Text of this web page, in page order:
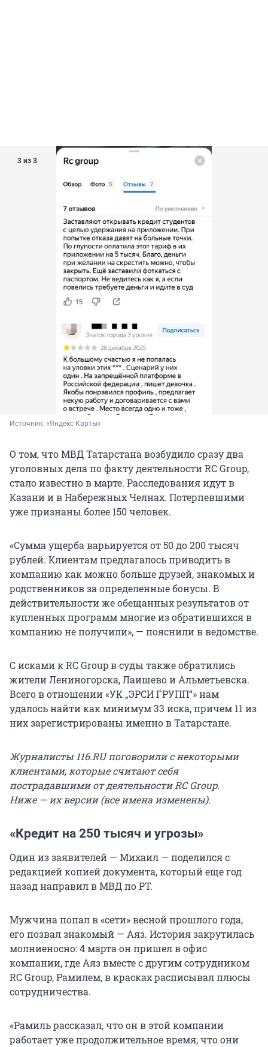
3 из 3
Источник: «Яндекс Карты»
О том, что МВД Татарстана возбудило сразу два
уголовных дела по факту деятельности RC Group,
стало известно в марте. Расследования идут в
Казани и в Набережных Челнах. Потерпевшими
уже признаны более 150 человек.
«Сумма ущерба варьируется от 50 до 200 тысяч
рублей. Клиентам предлагалось приводить в
компанию как можно больше друзей, знакомых и
родственников за определенные бонусы. В
действительности же обещанных результатов от
купленных программ многие из обратившихся в
компанию не получили», — пояснили в ведомстве.
С исками к RC Group в суды также обратились
жители Лениногорска, Лаишево и Альметьевска.
Всего в отношении «УК „ЭРСИ ГРУПП“» нам
удалось найти как минимум33 иска, причем 11 из
них зарегистрированы именно в Татарстане.
Журналисты 116.RU поговорили с некоторыми
клиентами, которые считают себя
пострадавшими от деятельности RC Group.
Ниже — их версии (все имена изменены).
«Кредит на 250 тысяч и угрозы»
Один из заявителей — Михаил — поделился с
редакцией копией документа, который еще год
назад направил в МВД по РТ.
Мужчина попал в «сети» весной прошлого года,
его позвал знакомый — Аяз. История закрутилась
молниеносно: 4 марта он пришел в офис
компании, где Аяз вместе с другим сотрудником
RC Group, Рамилем, в красках расписывал плюсы
сотрудничества.
«Рамиль рассказал, что он в этой компании
работает уже продолжительное время, что они